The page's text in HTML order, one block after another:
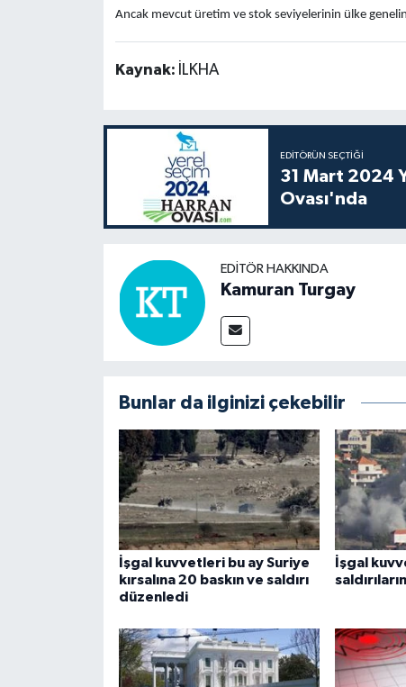
Ancak mevcut üretim ve stok seviyelerinin ülke
Kaynak: İLKHA
EDITÖRÜN SEÇTIĞI
31 Mart 2024
Ovası'nda
EDITÖR HAKKINDA
Kamuran Turgay
Bunlar da ilginizi çekebilir
İşgal kuvvetleri bu ay Suriye
kırsalına 20 baskın ve saldırı
düzenledi
İşgal